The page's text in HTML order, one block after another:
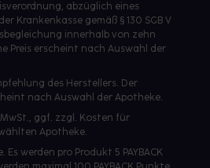
abzüglich eines
Krankenkasse gemäß § 130 SGB V
innerhalb von zehn
Preis erscheint nach Auswahl der
des Herstellers. Der
nach Auswahl der Apotheke.
ggf. zzgl. Kosten für
Apotheke.
werden pro Produkt 5 PAYBACK